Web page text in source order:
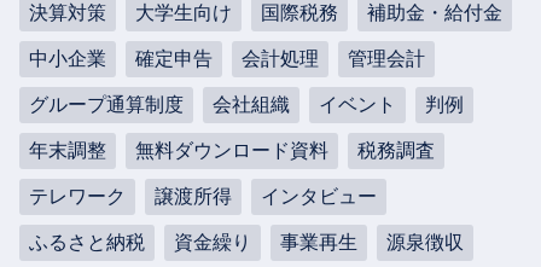
決算対策 大学生向け 国際税務 補助金・給付金
中小企業 確定申告 会計処理 管理会計
グループ通算制度 会社組織 イベント 判例
年末調整 無料ダウンロード資料 税務調査
テレワーク 譲渡所得 インタビュー
ふるさと納税 資金繰り 事業再生 源泉徴収